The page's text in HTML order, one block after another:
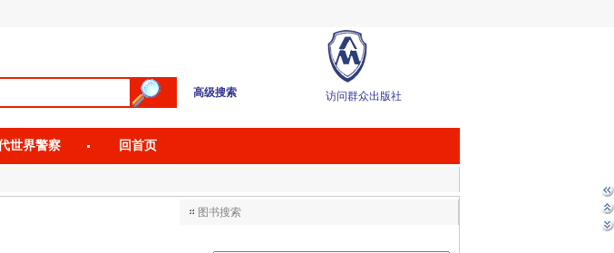
高级搜索 访问群众出版社
世界警察 回首页
图书搜索